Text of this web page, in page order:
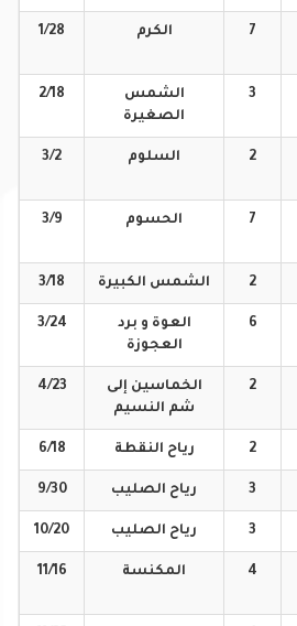
7 الكرم 1/28
3
الشمس
الصغيرة
2/18
2 السلوم 3/2
7 الحسوم 3/9
2 الشمس الكبيرة 3/18
6
العوة و برد
العجوزة
3/24
2
الخماسين إلى
شم النسيم
4/23
2 رياح النقطة 6/18
3 رياح الصليب 9/30
3 رياح الصليب 10/20
4 المكنسة 11/16